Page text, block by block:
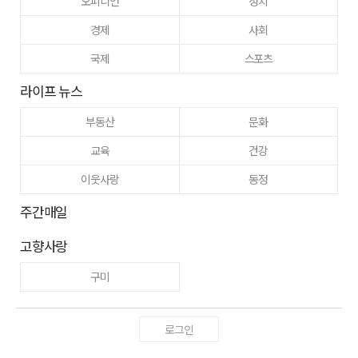
경제
사회
국제
스포츠
라이프 뉴스
부동산
문화
교육
건강
이웃사랑
동정
주간매일
고향사랑
구미
로그인